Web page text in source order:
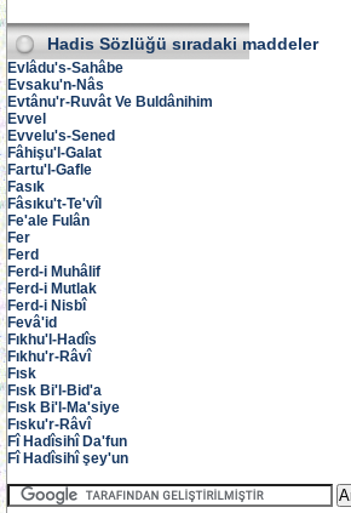
Hadis Sözlüğü sıradaki maddeler
Evlâdu's-Sahâbe
Evsaku'n-Nâs
Evtânu'r-Ruvât Ve Buldânihim
Evvel
Evvelu's-Sened
Fâhişu'l-Galat
Fartu'l-Gafle
Fasık
Fâsıku't-Te'vîl
Fe'ale Fulân
Fer
Ferd
Ferd-i Muhâlif
Ferd-i Mutlak
Ferd-i Nisbî
Fevâ'id
Fıkhu'l-Hadîs
Fıkhu'r-Râvî
Fısk
Fısk Bi'l-Bid'a
Fısk Bi'l-Ma'siye
Fısku'r-Râvî
Fî Hadîsihî Da'fun
Fî Hadîsihî şey'un